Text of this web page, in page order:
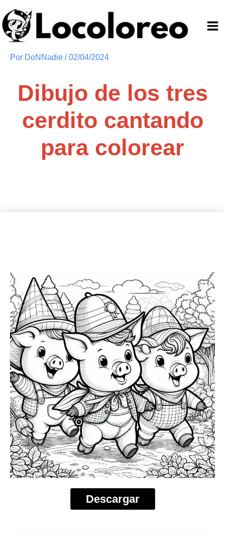
al
contenido
Por DoNNadie /02/04/2024
Dibujo de los tres
cerdito cantando
para colorear
Descargar